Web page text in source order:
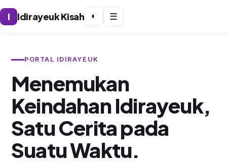
I Idirayeuk Kisah ◐ ☰
PORTAL IDIRAYEUK
Menemukan
Keindahan Idirayeuk,
Satu Cerita pada
Suatu Waktu.